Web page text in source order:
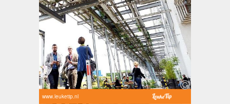
www.leuketip.nl